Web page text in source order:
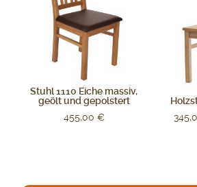
Stuhl 1110 Eiche massiv,
geölt und gepolstert
455,00 €